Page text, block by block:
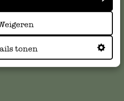
tonen
kamille.com